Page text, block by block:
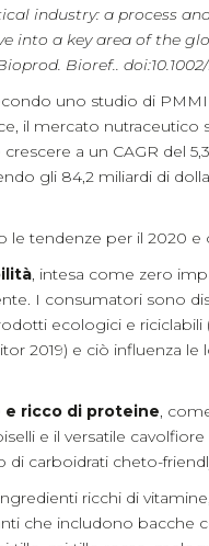
industry: a process
into a key area of the
Bioref..
uno studio di
il mercato nutraceutico
a un CAGR del
gli 84,2 miliardi di
le tendenze per il 2020 e
, intesa come zero
I consumatori sono
ecologici e riciclabili
2019) e ciò influenza le
e ricco di proteine,
e il versatile cavolfiore
di carboidrati cheto-
ricchi di
che includono bacche